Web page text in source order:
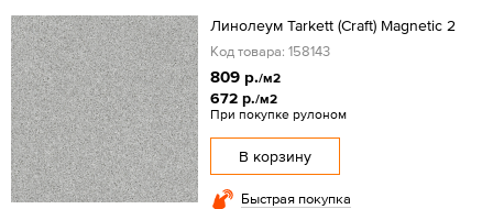
Линолеум Tarkett (Craft) Magnetic 2
Код товара: 158143
809 р./м2
672 р./м2
При покупке рулоном
В корзину
Быстрая покупка